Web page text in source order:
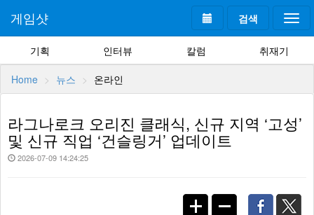
검색
게임샷
기획 인터뷰 칼럼 취재기
Home 뉴스 온라인
라그나로크 오리진 클래식, 신규 지역 ‘고성’
및 신규 직업 ‘건슬링거’ 업데이트
2026-07-09 14:24:25